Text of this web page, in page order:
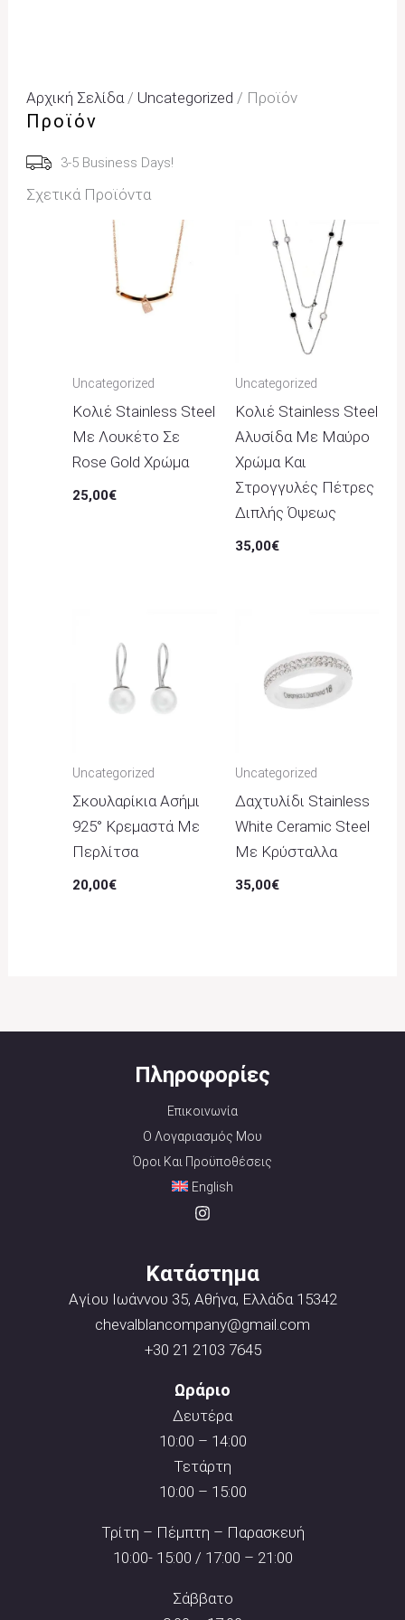
Αρχική Σελίδα / Uncategorized / Προϊόν
Προϊόν
3-5 Business Days!
Σχετικά Προϊόντα
Uncategorized
Κολιέ Stainless Steel
Με Λουκέτο Σε
Rose Gold Χρώμα
25,00€
Uncategorized
Κολιέ Stainless Steel
Αλυσίδα Με Μαύρο
Χρώμα Και
Στρογγυλές Πέτρες
Διπλής Όψεως
35,00€
Uncategorized
Σκουλαρίκια Ασήμι
925° Κρεμαστά Με
Περλίτσα
20,00€
Uncategorized
Δαχτυλίδι Stainless
White Ceramic Steel
Με Κρύσταλλα
35,00€
Πληροφορίες
Επικοινωνία
Ο Λογαριασμός Μου
Όροι Και Προϋποθέσεις
English
Κατάστημα
Αγίου Ιωάννου 35, Αθήνα, Ελλάδα 15342
chevalblancompany@gmail.com
+30 21 2103 7645
Ωράριο
Δευτέρα
10:00 – 14:00
Τετάρτη
10:00 – 15:00
Τρίτη – Πέμπτη – Παρασκευή
10:00- 15:00 / 17:00 – 21:00
Σάββατο